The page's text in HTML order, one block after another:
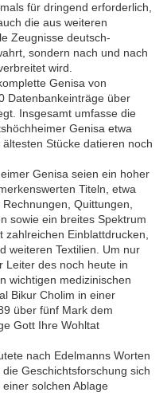
für dringend erforderlich,
die aus weiteren
Zeugnisse deutsch-
sondern nach und nach
wird.
Genisa von
Datenbankeinträge über
Insgesamt umfasse die
Genisa etwa
Stücke datieren noch
Genisa seien ein hoher
Titeln, etwa
Quittungen,
sowie ein breites Spektrum
Einblattdrucken,
weiteren Textilien. Um nur
Leiter des noch heute in
wichtigen medizinischen
Bikur Cholim in einer
über fünf Mark dem
Gott Ihre Wohltat
nach Edelmanns Worten
Geschichtsforschung sich
solchen Ablage